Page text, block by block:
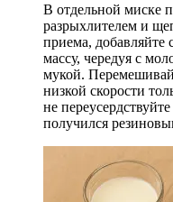
В отдельной миске
разрыхлителем и
приема, добавляйте
массу, чередуя с
мукой.
низкой скорости
не
получился